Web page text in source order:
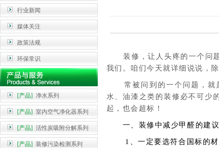
行业新闻
媒体关注
政策法规
环保常识
[产品] 净水系列
[产品] 室内空气净化器系列
[产品] 活性炭吸附分解系列
[产品] 装修污染检测系列
装修，让人头疼的一个问题
我们。咱们今天就详细说说，
常被问到的一个问题，
水、油漆之类的装修必不可少
起，也会超标！
一、 装修中减少甲醛的建
1、一定要选符合 国标的